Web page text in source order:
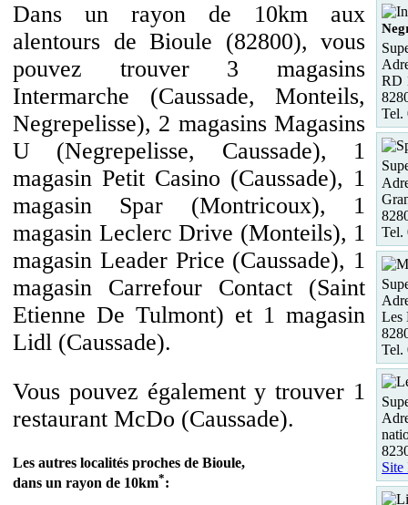
Dans un rayon de 10km aux
alentours de Bioule (82800), vous
pouvez trouver 3 magasins
Intermarche (Caussade, Monteils,
Negrepelisse), 2 magasins Magasins
U (Negrepelisse, Caussade), 1
magasin Petit Casino (Caussade), 1
magasin Spar (Montricoux), 1
magasin Leclerc Drive (Monteils), 1
magasin Leader Price (Caussade), 1
magasin Carrefour Contact (Saint
Etienne De Tulmont) et 1 magasin
Lidl (Caussade).
Vous pouvez également y trouver 1
restaurant McDo (Caussade).
Les autres localités proches de Bioule,
dans un rayon de 10km*:
RD
Tel.
Tel.
Les
Tel.
Site